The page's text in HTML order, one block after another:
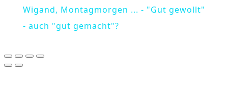
Wigand, Montagmorgen ... - "Gut gewollt"
- auch "gut gemacht"?